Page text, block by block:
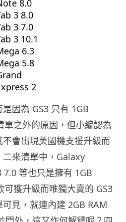
8.0
3 8.0
3 7.0
3 10.1
6.3
5.8
2
因為 GS3 只有 1GB
單之外的原因，但小編認為
會出現美國機支援升級而
來清單中，Galaxy
等也只是擁有 1GB
可獲升級而唯獨大賣的 GS3
見，就連內建 2GB RAM